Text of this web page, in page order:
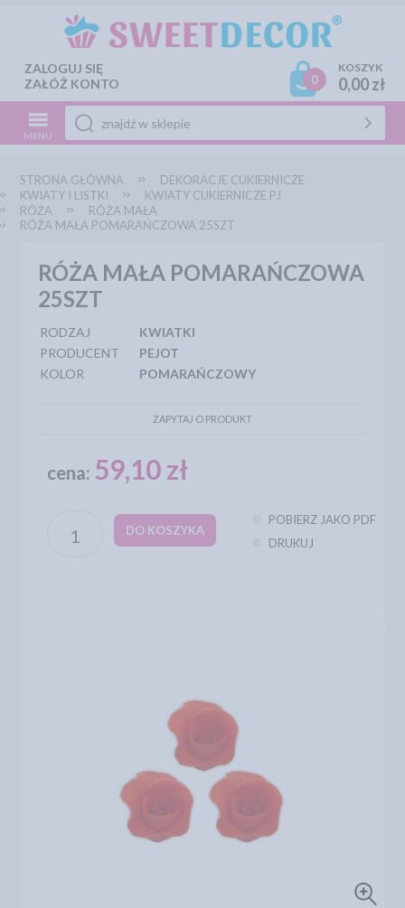
ZALOGUJ SIĘ
ZAŁÓŻ KONTO
0
KOSZYK
0,00 zł
MENU
STRONA GŁÓWNA
DEKORACJE CUKIERNICZE
KWIATY I LISTKI
KWIATY CUKIERNICZE PJ
RÓŻA
RÓŻA MAŁA
RÓŻA MAŁA POMARAŃCZOWA 25SZT
RÓŻA MAŁA POMARAŃCZOWA
25SZT
RODZAJ
KWIATKI
PRODUCENT
PEJOT
KOLOR
POMARAŃCZOWY
ZAPYTAJ O PRODUKT
cena: 59,10 zł
DO KOSZYKA
POBIERZ JAKO PDF
DRUKUJ